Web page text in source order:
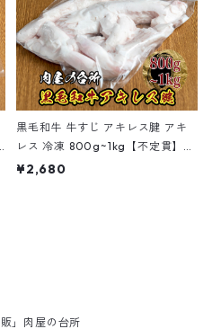
黒毛和牛 牛すじ アキレス腱 アキ
レス 冷凍 800g~1kg【不定貫】お
でん 煮込み料理 Nervetti
¥2,680
」肉屋の台所